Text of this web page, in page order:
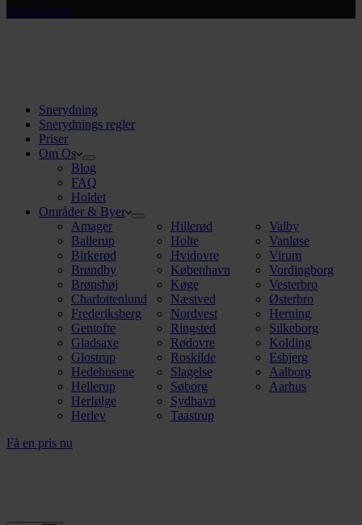
Få en pris nu
Snerydning
Snerydnings regler
Priser
Om Os
Blog
FAQ
Holdet
Områder & Byer
Amager
Ballerup
Birkerød
Brøndby
Brønshøj
Charlottenlund
Frederiksberg
Gentofte
Gladsaxe
Glostrup
Hedehusene
Hellerup
Herfølge
Herlev
Hillerød
Holte
Hvidovre
København
Køge
Næstved
Nordvest
Ringsted
Rødovre
Roskilde
Slagelse
Søborg
Sydhavn
Taastrup
Valby
Vanløse
Virum
Vordingborg
Vesterbro
Østerbro
Herning
Silkeborg
Kolding
Esbjerg
Aalborg
Aarhus
Få en pris nu